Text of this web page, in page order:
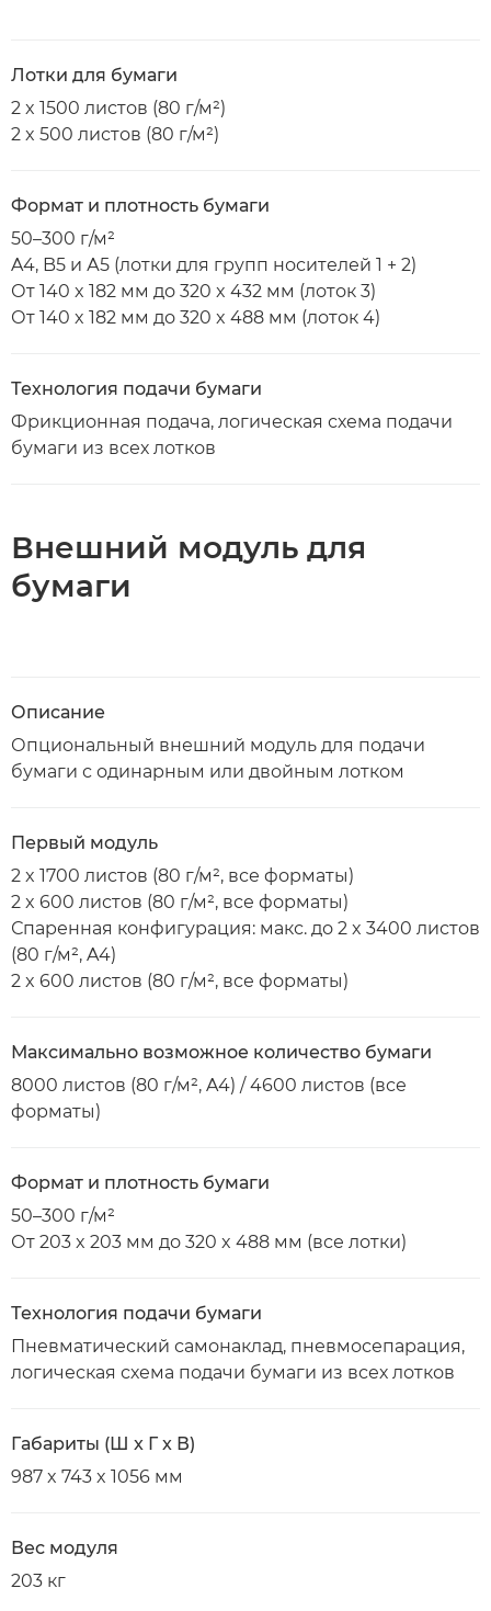
Лотки для бумаги
2 x 1500 листов (80 г/м²)
2 x 500 листов (80 г/м²)
Формат и плотность бумаги
50–300 г/м²
A4, B5 и А5 (лотки для групп носителей 1 + 2)
От 140 x 182 мм до 320 x 432 мм (лоток 3)
От 140 x 182 мм до 320 x 488 мм (лоток 4)
Технология подачи бумаги
Фрикционная подача, логическая схема подачи
бумаги из всех лотков
Внешний модуль для
бумаги
Описание
Опциональный внешний модуль для подачи
бумаги с одинарным или двойным лотком
Первый модуль
2 x 1700 листов (80 г/м², все форматы)
2 x 600 листов (80 г/м², все форматы)
Спаренная конфигурация: макс. до 2 x 3400 листов
(80 г/м², A4)
2 x 600 листов (80 г/м², все форматы)
Максимально возможное количество бумаги
8000 листов (80 г/м², A4) / 4600 листов (все
форматы)
Формат и плотность бумаги
50–300 г/м²
От 203 x 203 мм до 320 x 488 мм (все лотки)
Технология подачи бумаги
Пневматический самонаклад, пневмосепарация,
логическая схема подачи бумаги из всех лотков
Габариты (Ш x Г x В)
987 x 743 x 1056 мм
Вес модуля
203 кг